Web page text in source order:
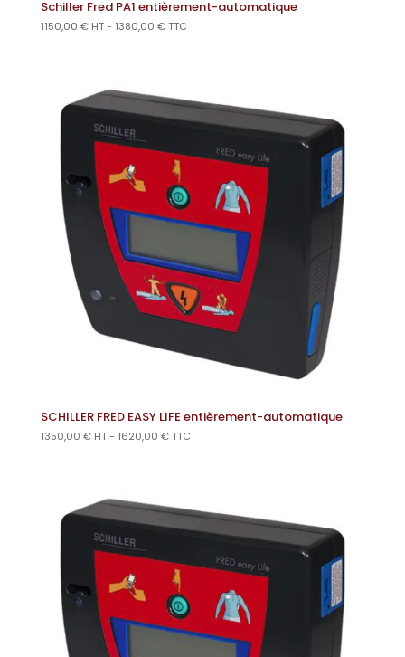
Schiller Fred PA1 entièrement-automatique
1150,00 € HT - 1380,00 €TTC
SCHILLER FRED EASY LIFE entièrement-automatique
1350,00 € HT - 1620,00 €TTC